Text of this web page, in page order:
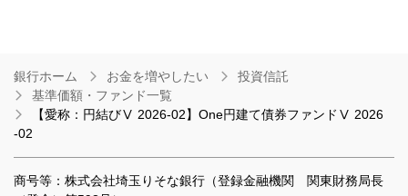
銀行ホーム お金を増やしたい
投資信託
基準価額・ファンド一覧
【愛称：円結びⅤ 2026-02】One円建て債券ファンドⅤ 2026
-02
商号等：株式会社埼玉りそな銀行（登録金融機関 関東財務局長